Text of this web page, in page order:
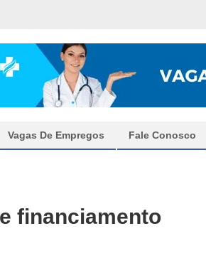
Vagas De Empregos Fale Conosco
financiamento